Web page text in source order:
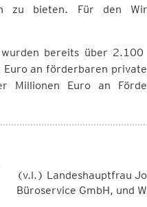
zu bieten. Für den
bereits über
an förderbaren
Millionen Euro an
(v.l.) Landeshauptfrau
Büroservice GmbH, und